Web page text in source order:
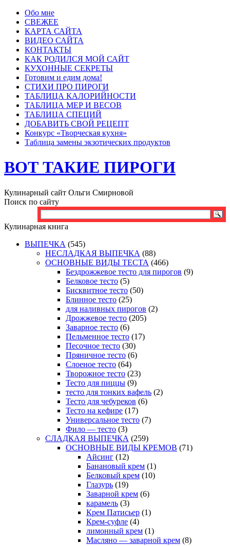
Обо мне
СВЕЖЕЕ
КАРТА САЙТА
ВИДЕО САЙТА
КОНТАКТЫ
КАК РОДИЛСЯ МОЙ САЙТ
КУХОННЫЕ СЕКРЕТЫ
Готовим и едим дома!
СТИХИ ПРО ПИРОГИ
ТАБЛИЦА КАЛОРИЙНОСТИ
ТАБЛИЦА МЕР И ВЕСОВ
ТАБЛИЦА СПЕЦИЙ
ДОБАВИТЬ СВОЙ РЕЦЕПТ
Конкурс «Творческая кухня»
Таблица замены экзотических продуктов
ВОТ ТАКИЕ ПИРОГИ
Кулинарный сайт Ольги Смирновой
Поиск по сайту
Кулинарная книга
ВЫПЕЧКА (545)
НЕСЛАДКАЯ ВЫПЕЧКА (88)
ОСНОВНЫЕ ВИДЫ ТЕСТА (466)
Бездрожжевое тесто для пирогов (9)
Белковое тесто (5)
Бисквитное тесто (50)
Блинное тесто (25)
для наливных пирогов (2)
Дрожжевое тесто (205)
Заварное тесто (6)
Пельменное тесто (17)
Песочное тесто (30)
Пряничное тесто (6)
Слоеное тесто (64)
Творожное тесто (23)
Тесто для пиццы (9)
тесто для тонких вафель (2)
Тесто для чебуреков (6)
Тесто на кефире (17)
Универсальное тесто (7)
Фило — тесто (3)
СЛАДКАЯ ВЫПЕЧКА (259)
ОСНОВНЫЕ ВИДЫ КРЕМОВ (71)
Айсинг (12)
Банановый крем (1)
Белковый крем (10)
Глазурь (19)
Заварной крем (6)
карамель (3)
Крем Патисьер (1)
Крем-суфле (4)
лимонный крем (1)
Масляно — заварной крем (8)